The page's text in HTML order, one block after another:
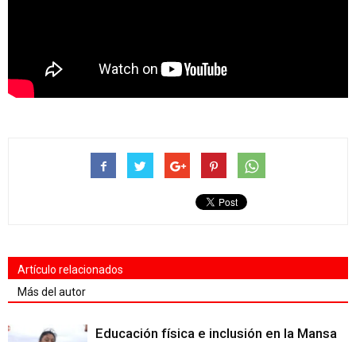
Artículo relacionados
Más del autor
Educación física e inclusión en la Mansa